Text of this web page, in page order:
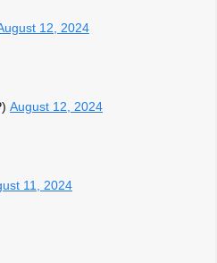
12, 2024
August 12, 2024
11, 2024